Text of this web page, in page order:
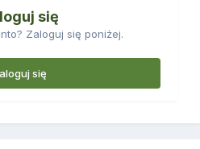
się
Zaloguj się poniżej.
się